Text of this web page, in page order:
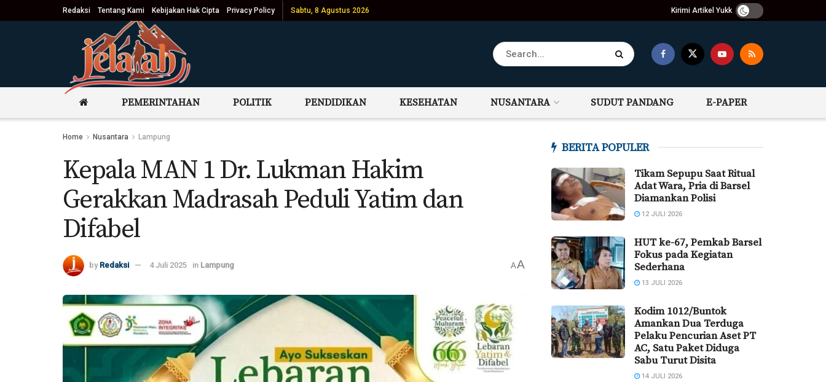
Redaksi Tentang Kami Kebijakan Hak Cipta Privacy Policy Sabtu, 8 Agustus 2026 Kirimi Artikel Yukk
PEMERINTAHAN POLITIK PENDIDIKAN KESEHATAN NUSANTARA SUDUT PANDANG E-PAPER
Home Nusantara Lampung
Kepala MAN 1 Dr. Lukman Hakim
Gerakkan Madrasah Peduli Yatim dan
Difabel
by Redaksi 4 Juli 2025 in Lampung AA
BERITA POPULER
Tikam Sepupu Saat Ritual
Adat Wara, Pria di Barsel
Diamankan Polisi
12 JULI 2026
HUT ke-67, Pemkab Barsel
Fokus pada Kegiatan
Sederhana
13 JULI 2026
Kodim 1012/Buntok
Amankan Dua Terduga
Pelaku Pencurian Aset PT
AC, Satu Paket Diduga
Sabu Turut Disita
14 JULI 2026